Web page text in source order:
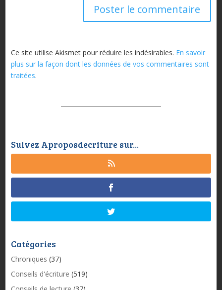
Ce site utilise Akismet pour réduire les indésirables. En savoir
plus sur la façon dont les données de vos commentaires sont
traitées.
Suivez Aproposdecriture sur...
Catégories
Chroniques (37)
Conseils d'écriture (519)